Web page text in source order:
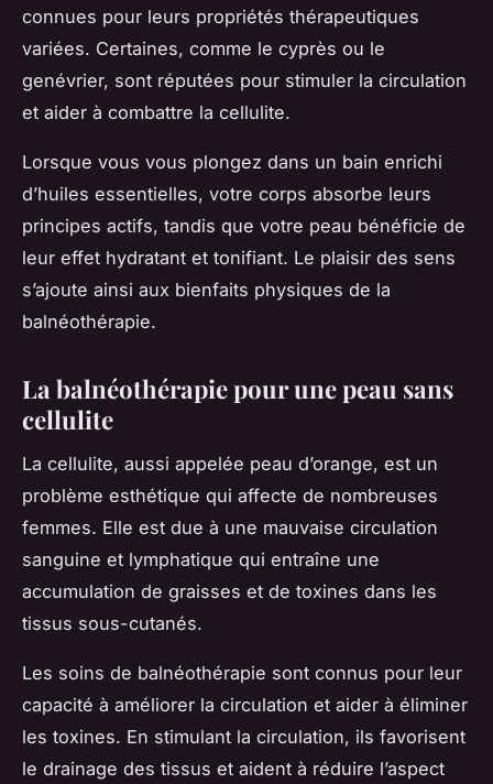
connues pour leurs propriétés thérapeutiques
variées. Certaines, comme le cyprès ou le
genévrier, sont réputées pour stimuler la circulation
et aider à combattre la cellulite.
Lorsque vous vous plongez dans un bain enrichi
d’huiles essentielles, votre corps absorbe leurs
principes actifs, tandis que votre peau bénéficie de
leur effet hydratant et tonifiant. Le plaisir des sens
s’ajoute ainsi aux bienfaits physiques de la
balnéothérapie.
La balnéothérapie pour une peau sans
cellulite
La cellulite, aussi appelée peau d’orange, est un
problème esthétique qui affecte de nombreuses
femmes. Elle est due à une mauvaise circulation
sanguine et lymphatique qui entraîne une
accumulation de graisses et de toxines dans les
tissus sous-cutanés.
Les soins de balnéothérapie sont connus pour leur
capacité à améliorer la circulation et aider à éliminer
les toxines. En stimulant la circulation, ils favorisent
le drainage des tissus et aident à réduire l’aspect